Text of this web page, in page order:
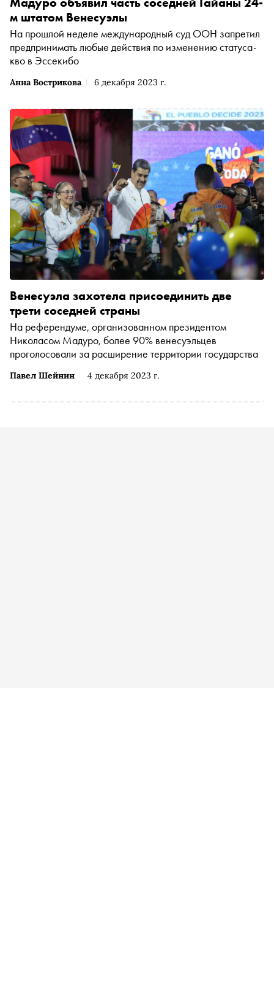
Анна Вострикова 6 декабря 2023 г.
м штатом Венесуэлы
На прошлой неделе международный суд ООН запретил
предпринимать любые действия по изменению статуса-
кво в Эссекибо
Павел Шейнин 4 декабря 2023 г.
Венесуэла захотела присоединить две
трети соседней страны
На референдуме, организованном президентом
Николасом Мадуро, более 90% венесуэльцев
проголосовали за расширение территории государства